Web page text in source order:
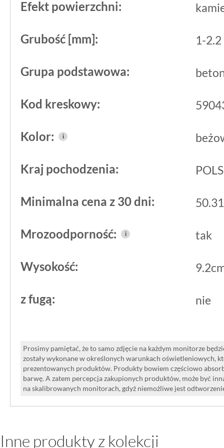
płytkami płaskimi z kolekcji Sandi,
krawędzi.
Efekt powierzchni:
Grubość [mm]: 1-2.2
Grupa podstawowa:
Kod kreskowy:
Kolor: i
Kraj pochodzenia:
Minimalna cena z 30 dni:
Mrozoodporność: i tak
Wysokość:
z fugą: nie
Prosimy pamiętać, że to samo zdjęcie na każdym monitorze
zostały wykonane w określonych warunkach oświetleniowych,
prezentowanych produktów. Produkty bowiem częściowo
barwę. A zatem percepcja zakupionych produktów, może być
na skalibrowanych monitorach, gdyż niemożliwe jest
Inne produkty z kolekcji